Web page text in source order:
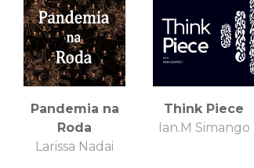
Pandemia na
Roda
Larissa Nadai
Think Piece
Ian.M Simango